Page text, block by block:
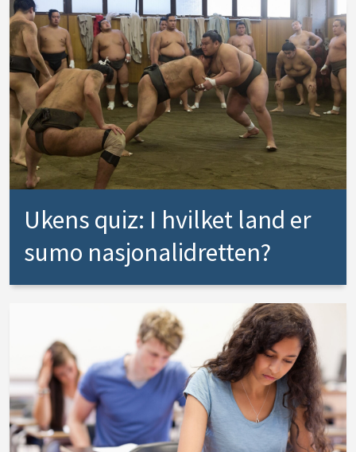
Ukens quiz: I hvilket land er
sumo nasjonalidretten?